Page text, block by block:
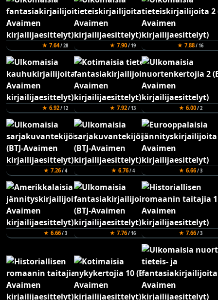
★ 7.64/ 28 ★ 7.90/ 19 ★ 7.88/ 16
★ 6.92/ 12 ★ 7.92/ 13 ★ 6.00/ 2
★ 7.26/ 4 ★ 6.76/ 4 ★ 6.66/ 3
★ 6.66/ 3 ★ 7.76/ 16 ★ 7.66/ 3